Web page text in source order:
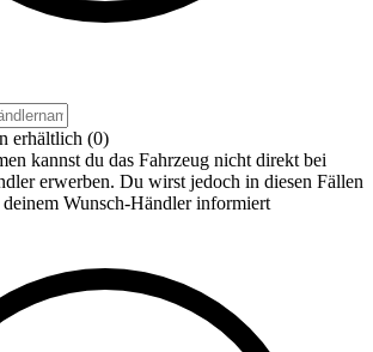
erhältlich (0)
kannst du das Fahrzeug nicht direkt bei
erwerben. Du wirst jedoch in diesen Fällen
Wunsch-Händler informiert